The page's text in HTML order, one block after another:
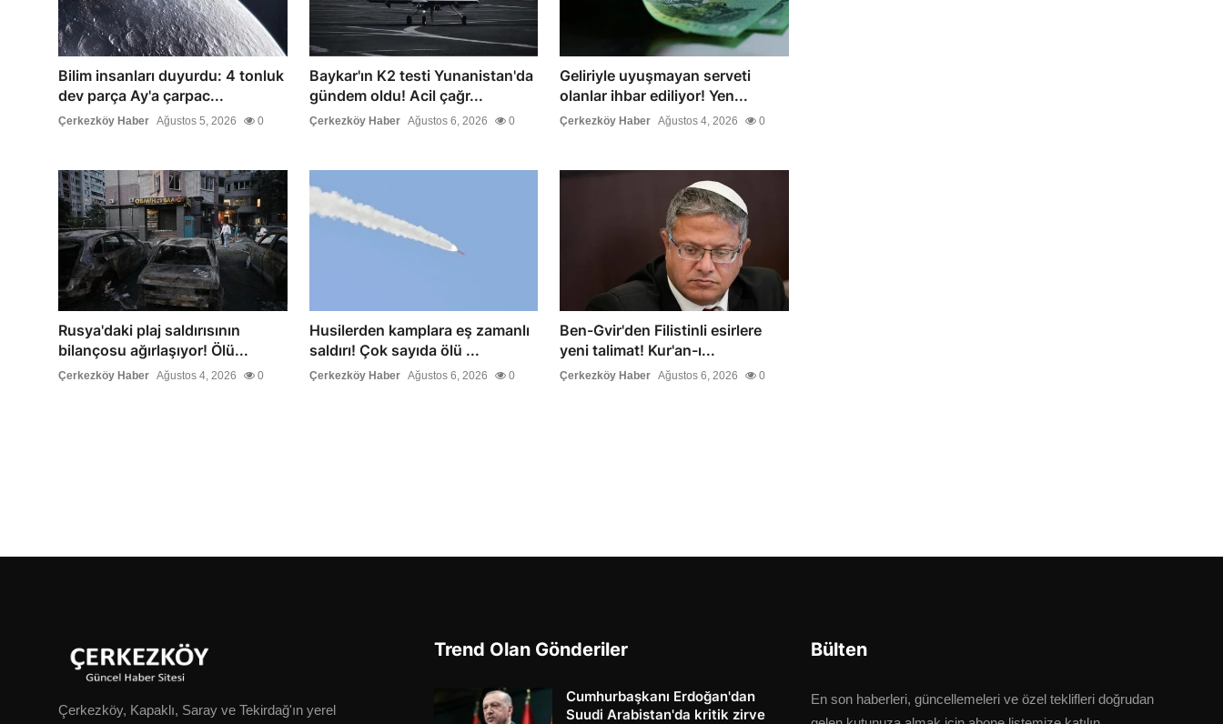
Bilim insanları duyurdu: 4 tonluk
dev parça Ay'a çarpac...
Çerkezköy Haber Ağustos 5, 2026 0
Baykar'ın K2 testi Yunanistan'da
gündem oldu! Acil çağr...
Çerkezköy Haber Ağustos 6, 2026 0
Geliriyle uyuşmayan serveti
olanlar ihbar ediliyor! Yen...
Çerkezköy Haber Ağustos 4, 2026 0
Rusya'daki plaj saldırısının
bilançosu ağırlaşıyor! Ölü...
Çerkezköy Haber Ağustos 4, 2026 0
Husilerden kamplara eş zamanlı
saldırı! Çok sayıda ölü ...
Çerkezköy Haber Ağustos 6, 2026 0
Ben-Gvir'den Filistinli esirlere
yeni talimat! Kur'an-ı...
Çerkezköy Haber Ağustos 6, 2026 0
Çerkezköy, Kapaklı, Saray ve Tekirdağ'ın yerel
Trend Olan Gönderiler
Cumhurbaşkanı Erdoğan'dan
Suudi Arabistan'da kritik zirve
Bülten
En son haberleri, güncellemeleri ve özel teklifleri doğrudan